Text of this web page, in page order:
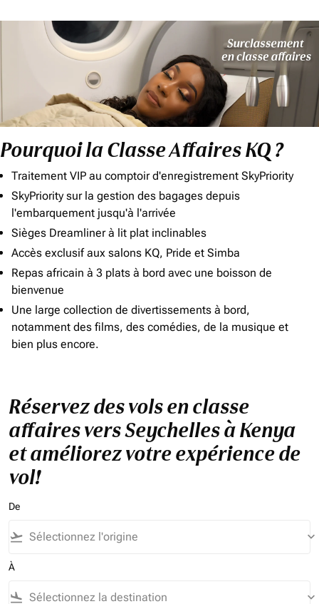
Pourquoi la Classe Affaires KQ ?
Traitement VIP au comptoir d'enregistrement SkyPriority
SkyPriority sur la gestion des bagages depuis
l'embarquement jusqu'à l'arrivée
Sièges Dreamliner à lit plat inclinables
Accès exclusif aux salons KQ, Pride et Simba
Repas africain à 3 plats à bord avec une boisson de
bienvenue
Une large collection de divertissements à bord,
notamment des films, des comédies, de la musique et
bien plus encore.
Réservez des vols en classe
affaires vers Seychelles à Kenya
et améliorez votre expérience de
vol!
De
flight_takeoff keyboard_arrow_down
À
flight_land keyboard_arrow_down